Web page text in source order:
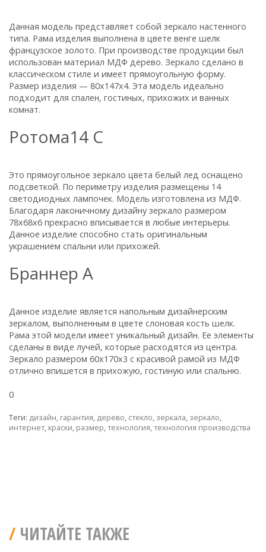
Данная модель представляет собой зеркало настенного
типа. Рама изделия выполнена в цвете венге шелк
французское золото. При производстве продукции был
использован материал МДФ дерево. Зеркало сделано в
классическом стиле и имеет прямоугольную форму.
Размер изделия — 80х147х4. Эта модель идеально
подходит для спален, гостиных, прихожих и ванных
комнат.
Ротома14 С
Это прямоугольное зеркало цвета белый лед оснащено
подсветкой. По периметру изделия размещены 14
светодиодных лампочек. Модель изготовлена из МДФ.
Благодаря лаконичному дизайну зеркало размером
78х68х6 прекрасно вписывается в любые интерьеры.
Данное изделие способно стать оригинальным
украшением спальни или прихожей.
Браннер А
Данное изделие является напольным дизайнерским
зеркалом, выполненным в цвете слоновая кость шелк.
Рама этой модели имеет уникальный дизайн. Ее элементы
сделаны в виде лучей, которые расходятся из центра.
Зеркало размером 60х170х3 с красивой рамой из МДФ
отлично впишется в прихожую, гостиную или спальню.
0
Теги: дизайн, гарантия, дерево, стекло, зеркала, зеркало,
интернет, краски, размер,технология,технология производства
ЧИТАЙТЕ ТАКЖЕ